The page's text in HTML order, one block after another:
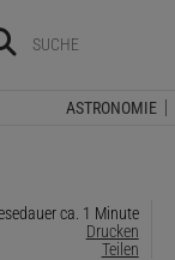
ASTRONOMIE
ca. 1 Minute
Drucken
Teilen